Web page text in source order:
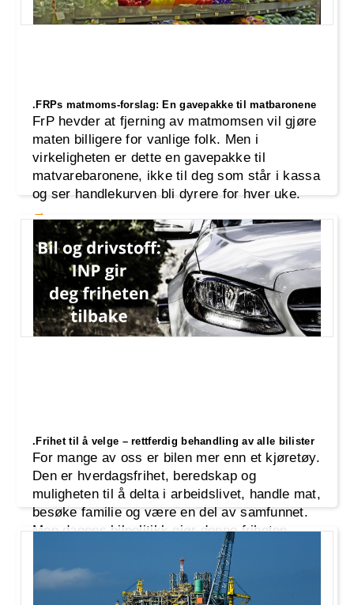
.FRPs matmoms-forslag: En gavepakke til matbaronene
FrP hevder at fjerning av matmomsen vil gjøre
maten billigere for vanlige folk. Men i
virkeligheten er dette en gavepakke til
matvarebaronene, ikke til deg som står i kassa
og ser handlekurven bli dyrere for hver uke.
.Frihet til å velge – rettferdig behandling av alle bilister
For mange av oss er bilen mer enn et kjøretøy.
Den er hverdagsfrihet, beredskap og
muligheten til å delta i arbeidslivet, handle mat,
besøke familie og være en del av samfunnet.
Men dagens bilpolitikk gjør denne friheten
dyrere og vanskeligere – særlig i distriktene.